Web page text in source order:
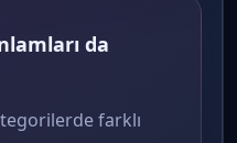
da
farklı